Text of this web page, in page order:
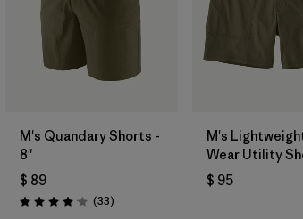
M's Quandary Shorts -
8"
$ 89
Valoración: 4.0 / 5
(33Comentarios
)
M's
Wear Utility
$ 95